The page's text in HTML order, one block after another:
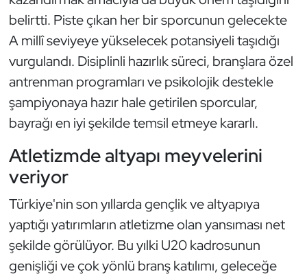
belirtti. Piste çıkan her bir sporcunun gelecekte
A millî seviyeye yükselecek potansiyeli taşıdığı
vurgulandı. Disiplinli hazırlık süreci, branşlara özel
antrenman programları ve psikolojik destekle
şampiyonaya hazır hale getirilen sporcular,
bayrağı en iyi şekilde temsil etmeye kararlı.
Atletizmde altyapı meyvelerini
veriyor
Türkiye'nin son yıllarda gençlik ve altyapıya
yaptığı yatırımların atletizme olan yansıması net
şekilde görülüyor. Bu yılki U20 kadrosunun
genişliği ve çok yönlü branş katılımı, geleceğe
Triatlon
Voleybol
Vücut Geliştirme Fitness
Wushu Kungfu
Yelken
Yüzme